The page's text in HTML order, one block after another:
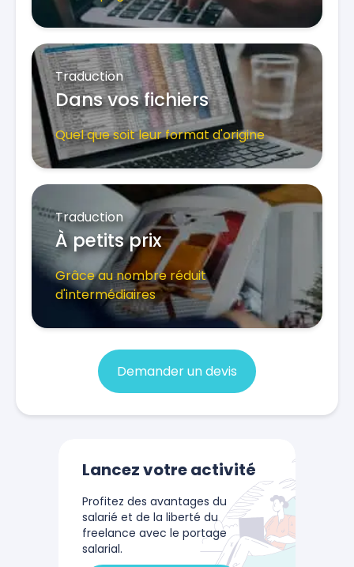
Traduction
Dans vos fichiers
Quel que soit leur format d'origine
Traduction
À petits prix
Grâce au nombre réduit
d'intermédiaires
Demander un devis
Lancez votre activité
Profitez des avantages du
salarié et de la liberté du
freelance avec le portage
salarial.